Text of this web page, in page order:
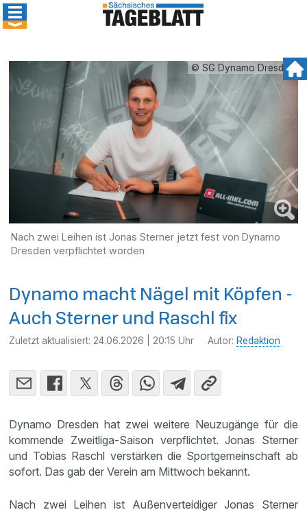
© SG Dynamo Dresden
Nach zwei Leihen ist Jonas Sterner jetzt fest von Dynamo
Dresden verpflichtet worden
Dynamo macht Nägel mit Köpfen -
Auch Sterner und Raschl fix
Zuletzt aktualisiert: 24.06.2026 | 20:15 Uhr Autor: Redaktion
Dynamo Dresden hat zwei weitere Neuzugänge für die
kommende Zweitliga-Saison verpflichtet. Jonas Sterner
und Tobias Raschl verstärken die Sportgemeinschaft ab
sofort. Das gab der Verein am Mittwoch bekannt.
Nach zwei Leihen ist Außenverteidiger Jonas Sterner